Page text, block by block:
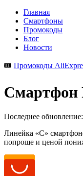
Главная
Смартфоны
Промокоды
Блог
Новости
🎟️ Промокоды
Смартфон
Последнее обновление:
Линейка «C»
попроще и ценой